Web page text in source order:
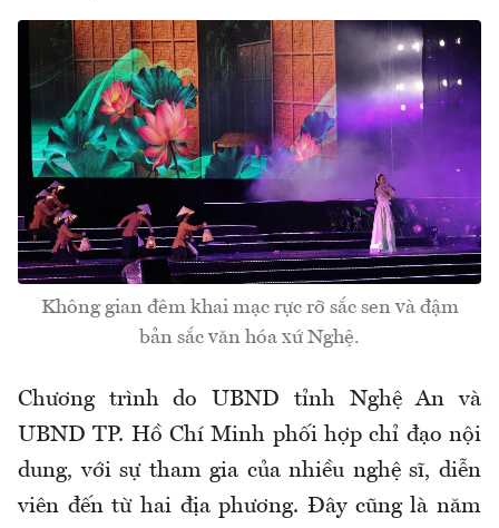
Không gian đêm khai mạc rực rỡ sắc sen và đậm
bản sắc văn hóa xứ Nghệ.
Chương trình do UBND tỉnh Nghệ An và
UBND TP. Hồ Chí Minh phối hợp chỉ đạo nội
dung, với sự tham gia của nhiều nghệ sĩ, diễn
viên đến từ hai địa phương. Đây cũng là năm